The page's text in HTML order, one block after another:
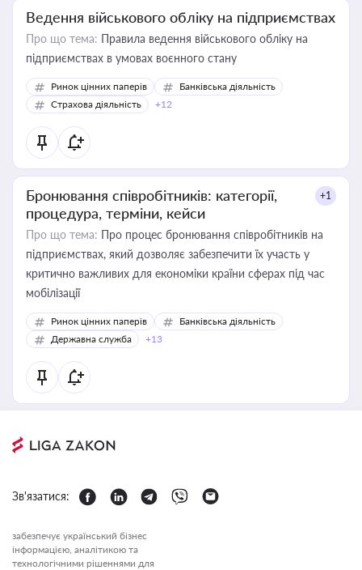
Ведення військового обліку на підприємствах
Про що тема: Правила ведення військового обліку на
підприємствах в умовах воєнного стану
Ринок цінних паперів
Банківська діяльність
Страхова діяльність
+12
Бронювання співробітників: категорії,
процедура, терміни, кейси
+1
Про що тема: Про процес бронювання співробітників на
підприємствах, який дозволяє забезпечити їх участь у
критично важливих для економіки країни сферах під час
мобілізації
Ринок цінних паперів
Банківська діяльність
Державна служба
+13
Зв'язатися:
забезпечує український бізнес
інформацією, аналітикою та
технологічними рішеннями для